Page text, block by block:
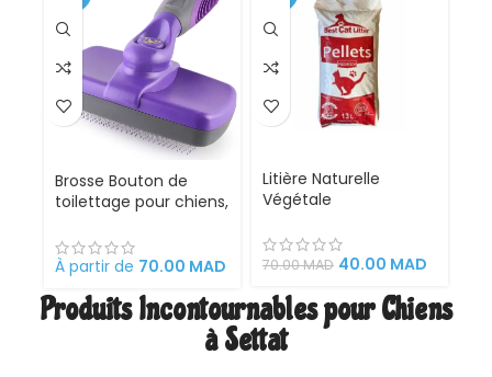
Brosse Bouton de
toilettage pour chiens,
chevaux, 18 x 12 x 7 cm
rétractable, facile à
ergonomique en acier
inoxydable. Peigne
outil professionnel de
À partir de 70.00 MAD
Litière Naturelle
Végétale
Granulés Bois 13L –
Litière sans poussière,
écologique
70.00MAD 40.00 MAD
Produits Incontournables pour Chiens
à Settat